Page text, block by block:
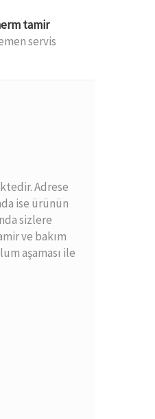
tamir
servis
Adrese
ise ürünün
sizlere
ve bakım
aşaması ile